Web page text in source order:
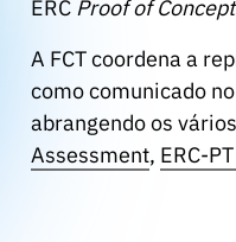
ERC Proof of Concept
A FCT coordena a
como comunicado no
abrangendo os
Assessment, ERC-